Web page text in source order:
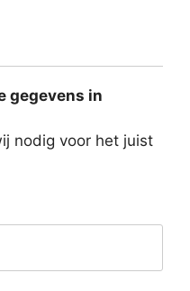
gegevens in
nodig voor het juist